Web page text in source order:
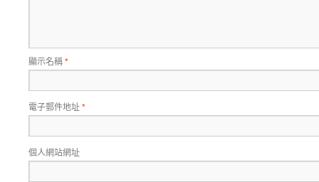
顯示名稱*
電子郵件地址*
個人網站網址